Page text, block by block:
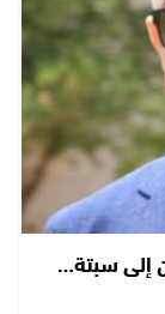
إلى سبتة…